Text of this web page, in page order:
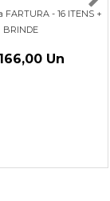
FARTURA - 16 ITENS +
BRINDE
Un